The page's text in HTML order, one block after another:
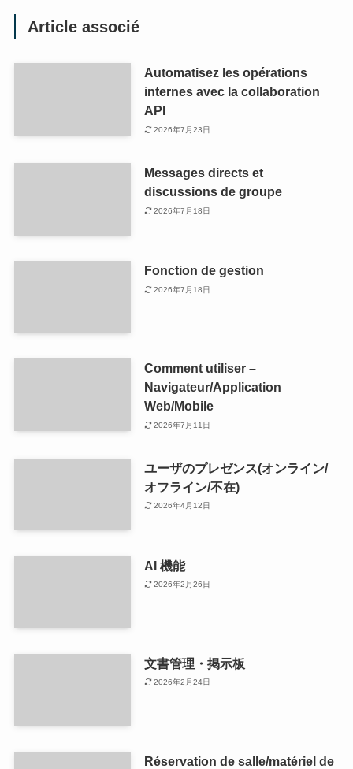
Article associé
Automatisez les opérations
internes avec la collaboration
API
2026年7月23日
Messages directs et
discussions de groupe
2026年7月18日
Fonction de gestion
2026年7月18日
Comment utiliser –
Navigateur/Application
Web/Mobile
2026年7月11日
ユーザのプレゼンス(オンライン/
オフライン/不在)
2026年4月12日
AI 機能
2026年2月26日
文書管理・掲示板
2026年2月24日
Réservation de salle/matériel de